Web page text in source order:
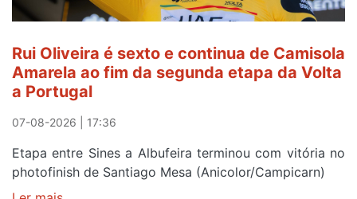
lugar
Beja
e
Elvas
Rui Oliveira é sexto e continua de Camisola
Amarela ao fim da segunda etapa da Volta
a Portugal
07-08-2026 | 17:36
Etapa entre Sines a Albufeira terminou com vitória no
photofinish de Santiago Mesa (Anicolor/Campicarn)